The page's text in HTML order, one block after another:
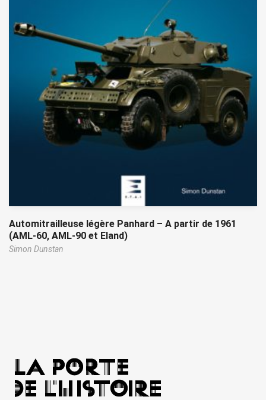
Automitrailleuse légère Panhard – A partir de 1961
(AML-60, AML-90 et Eland)
Simon Dunstan